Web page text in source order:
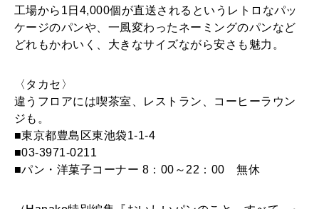
工場から1日4,000個が直送されるというレトロなパッ
ケージのパンや、一風変わったネーミングのパンなど
どれもかわいく、大きなサイズながら安さも魅力。
〈タカセ〉
違うフロアには喫茶室、レストラン、コーヒーラウン
ジも。
■東京都豊島区東池袋1-1-4
■03-3971-0211
■パン・洋菓子コーナー 8：00～22：00 無休